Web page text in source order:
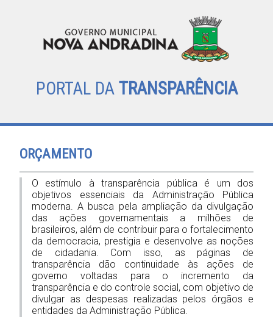
PORTAL DA TRANSPARÊNCIA
ORÇAMENTO
O estímulo à transparência pública é um dos
objetivos essenciais da Administração Pública
moderna. A busca pela ampliação da divulgação
das ações governamentais a milhões de
brasileiros, além de contribuir para o fortalecimento
da democracia, prestigia e desenvolve as noções
de cidadania. Com isso, as páginas de
transparência dão continuidade às ações de
governo voltadas para o incremento da
transparência e do controle social, com objetivo de
divulgar as despesas realizadas pelos órgãos e
entidades da Administração Pública.